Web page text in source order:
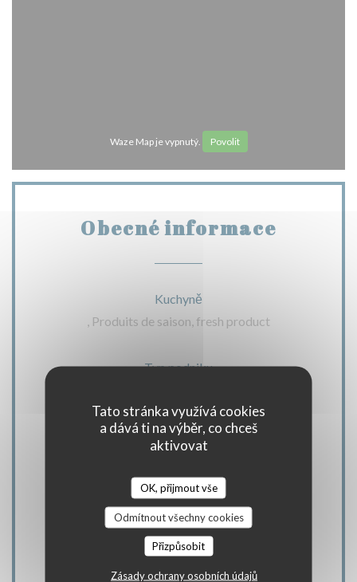
Tato stránka využívá cookies
a dává ti na výběr, co chceš
aktivovat
OK, přijmout vše
Odmítnout všechny cookies
Přizpůsobit
Zásady ochrany osobních údajů
Waze Map je vypnutý. Povolit
Obecné informace
Kuchyně
, Produits de saison, fresh product
Typ podniku
authentique et Gastro revisitée
Private Hire, , , WIFI
Platební metody
Eurocard/Mastercard, Cash, Visa, Debit Card